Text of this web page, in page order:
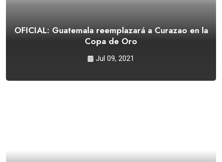
OFICIAL: Guatemala reemplazará a Curazao en la
Copa de Oro
Jul 09, 2021